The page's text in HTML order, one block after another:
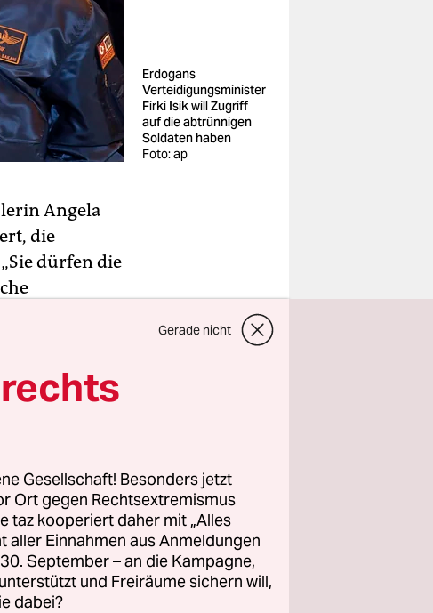
Erdogans
Verteidigungsminister
Firki Isik will Zugriff
auf die abtrünnigen
Soldaten haben
Foto: ap
Angela
die
dürfen die
Folgen
soziale und
der
Gerade nicht
Gesellschaft! Besonders jetzt
Ort gegen Rechtsextremismus
taz kooperiert daher mit „Alles
aller Einnahmen aus Anmeldungen
September – an die Kampagne,
und Freiräume sichern will,
dabei?